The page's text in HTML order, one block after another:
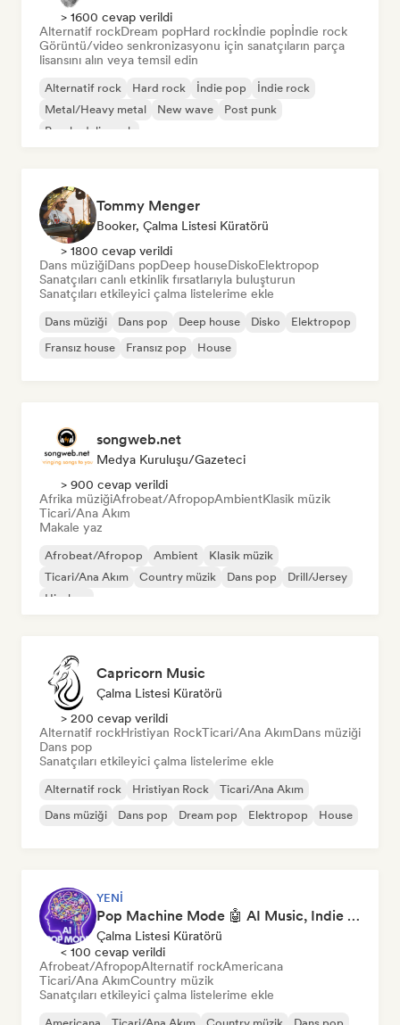
> 1600 cevap verildi
Alternatif rockDream popHard rockİndie popİndie rock
Görüntü/video senkronizasyonu için sanatçıların parça
lisansını alın veya temsil edin
Alternatif rock Hard rock İndie pop
İndie rock
Metal/Heavy metal
New wave
Post punk
Psychedelic rock
Tommy Menger
Booker, Çalma Listesi Küratörü
> 1800 cevap verildi
Dans müziğiDans popDeep houseDiskoElektropop
Sanatçıları canlı etkinlik fırsatlarıyla buluşturun
Sanatçıları etkileyici çalma listelerime ekle
Dans müziği Dans pop Deep house Disko
Elektropop
Fransız house
Fransız pop House
songweb.net
Medya Kuruluşu/Gazeteci
> 900 cevap verildi
Afrika müziğiAfrobeat/AfropopAmbientKlasik müzik
Ticari/Ana Akım
Makale yaz
Afrobeat/Afropop Ambient
Klasik müzik
Ticari/Ana Akım
Country müzik Dans pop
Drill/Jersey
Hip-hop
Capricorn Music
Çalma Listesi Küratörü
> 200 cevap verildi
Alternatif rockHristiyan RockTicari/Ana AkımDans müziği
Dans pop
Sanatçıları etkileyici çalma listelerime ekle
Alternatif rock Hristiyan Rock
Ticari/Ana Akım
Dans müziği
Dans pop Dream pop Elektropop House
YENI
Pop Machine Mode 🤖 AI Music, Indie Pop & Dream Pop
Çalma Listesi Küratörü
< 100 cevap verildi
Afrobeat/AfropopAlternatif rockAmericana
Ticari/Ana AkımCountry müzik
Sanatçıları etkileyici çalma listelerime ekle